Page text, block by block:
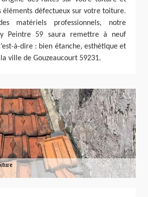
éléments défectueux sur votre toiture.
matériels professionnels, notre
Peintre 59 saura remettre à neuf
à-dire : bien étanche, esthétique et
ville de Gouzeaucourt 59231.